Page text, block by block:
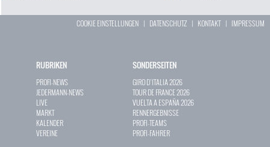
COOKIE EINSTELLUNGEN | DATENSCHUTZ | KONTAKT| IMPRESSUM
RUBRIKEN
PROFI-NEWS
JEDERMANN-NEWS
LIVE
MARKT
KALENDER
VEREINE
SONDERSEITEN
GIRO D`ITALIA 2026
TOUR DE FRANCE 2026
VUELTA A ESPAÑA 2026
RENNERGEBNISSE
PROFI-TEAMS
PROFI-FAHRER